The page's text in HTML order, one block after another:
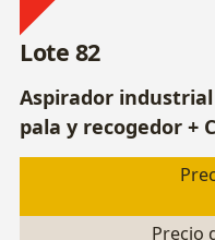
Lote 82
Aspirador industrial
pala y recogedor +
Precio